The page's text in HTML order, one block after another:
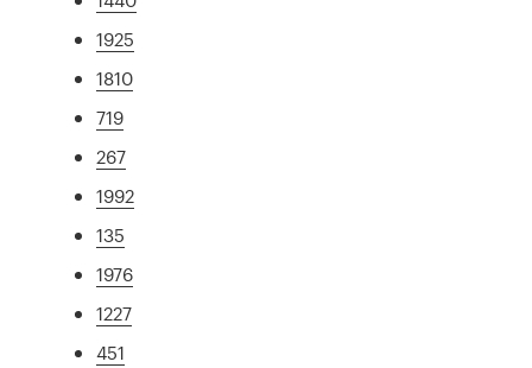
1925
1810
719
267
1992
135
1976
1227
451